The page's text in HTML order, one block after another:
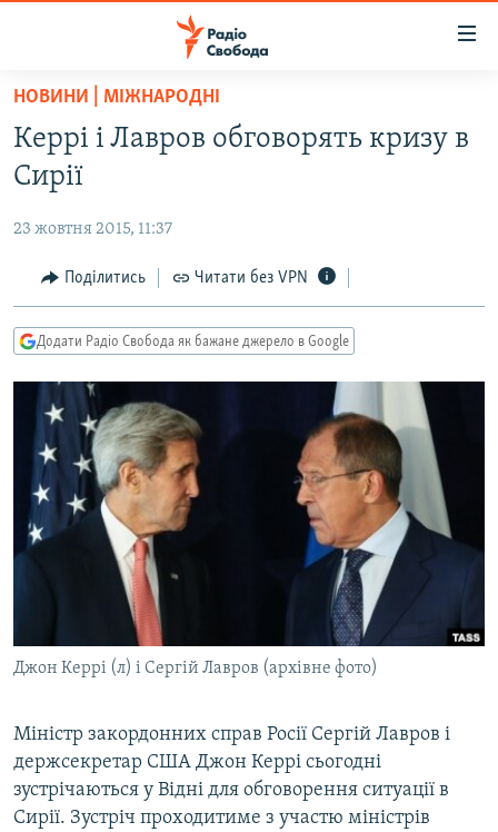
Перейти
основного
матеріалу
Перейти
до
навігації
Перейти
до
РАДІО СВОБОДА – 70 РОКІВ
ВСЕ ЗА ДОБУ
СТАТТІ
ПОЛІТИКА
ЕКОНОМІКА
КУЛЬТУРА
СПОРТ
УКРАЇНА
СВІТ
ВІЙНА
РОСІЙСЬКА «ФІЛЬТРАЦІЯ»
КРИМ.РЕАЛІЇ
ТИ ЯК?
СХЕМИ
КИТАЙ.ВИКЛИКИ
МУЛЬТИМЕДІА
ФОТО
СПЕЦПРОЄКТИ
РУС
УКР
КТАТ
НОВИНИ | МІЖНАРОДНІ
Керрі і Лавров обговорять кризу в
Сирії
23 жовтня 2015, 11:37
Поділитись Читати без VPN
Додати Радіо Свобода як бажане джерело в Google
Джон Керрі (л) і Сергій Лавров (архівне фото)
Міністр закордонних справ Росії Сергій Лавров і
держсекретар США Джон Керрі сьогодні
зустрічаються у Відні для обговорення ситуації в
Сирії. Зустріч проходитиме з участю міністрів